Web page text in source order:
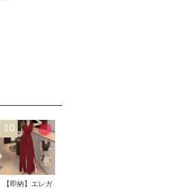
10
【即納】エレガ